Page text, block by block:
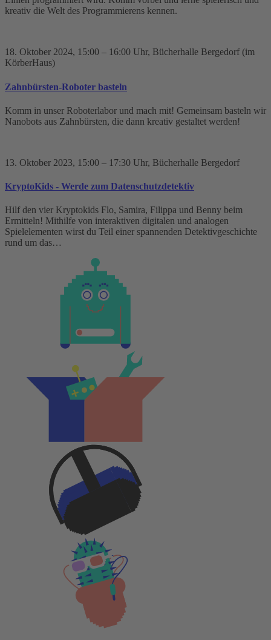
kreativ die Welt des Programmierens kennen.
18. Oktober 2024, 15:00 – 16:00 Uhr, Bücherhalle Bergedorf (im
KörberHaus)
Zahnbürsten-Roboter basteln
Komm in unser Roboterlabor und mach mit! Gemeinsam basteln wir
Nanobots aus Zahnbürsten, die dann kreativ gestaltet werden!
13. Oktober 2023, 15:00 – 17:30 Uhr, Bücherhalle Bergedorf
KryptoKids - Werde zum Datenschutzdetektiv
Hilf den vier Kryptokids Flo, Samira, Filippa und Benny beim
Ermitteln! Mithilfe von interaktiven digitalen und analogen
Spielelementen wirst du Teil einer spannenden Detektivgeschichte
rund um das…